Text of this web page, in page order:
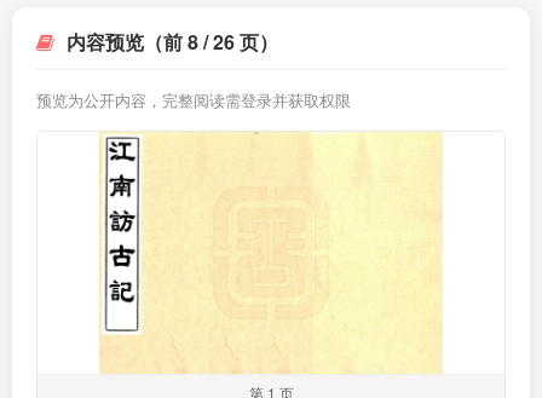
内容预览（前 8 / 26 页）
预览为公开内容，完整阅读需登录并获取权限
第 1 页